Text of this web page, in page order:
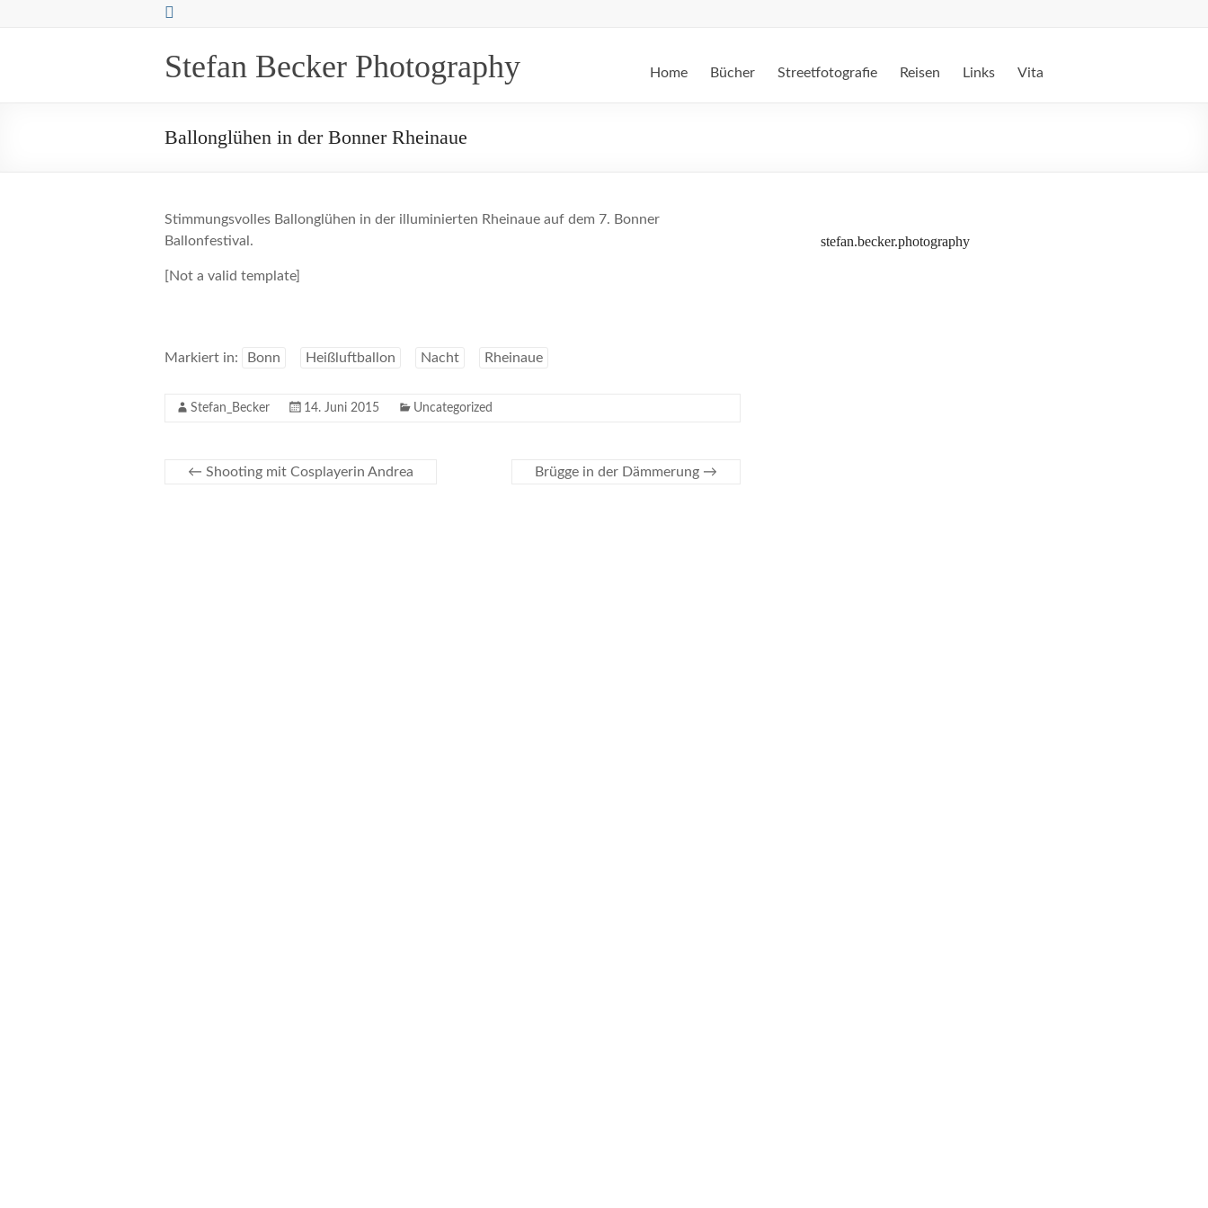
Stefan Becker Photography Home Bücher Streetfotografie Reisen Links Vita
Ballonglühen in der Bonner Rheinaue
Stimmungsvolles Ballonglühen in der illuminierten Rheinaue auf dem 7. Bonner
Ballonfestival.
[Not a valid template]
Markiert in: Bonn Heißluftballon Nacht Rheinaue
Stefan_Becker 14. Juni 2015 Uncategorized
← Shooting mit Cosplayerin Andrea Brügge in der Dämmerung →
stefan.becker.photography